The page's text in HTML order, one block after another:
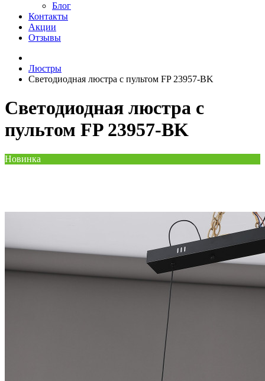
Блог
Контакты
Акции
Отзывы
Люстры
Светодиодная люстра с пультом FP ​​23957-BK
Светодиодная люстра с
пультом FP ​​23957-BK
Новинка